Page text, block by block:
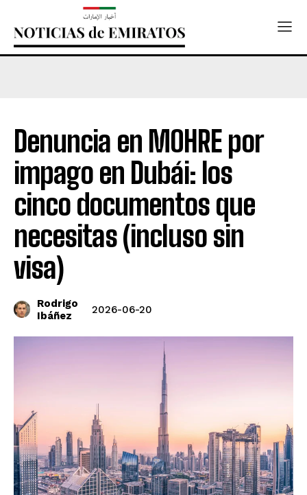
Denuncia en MOHRE por
impago en Dubái: los
cinco documentos que
necesitas (incluso sin
visa)
Rodrigo
Ibáñez
2026-06-20